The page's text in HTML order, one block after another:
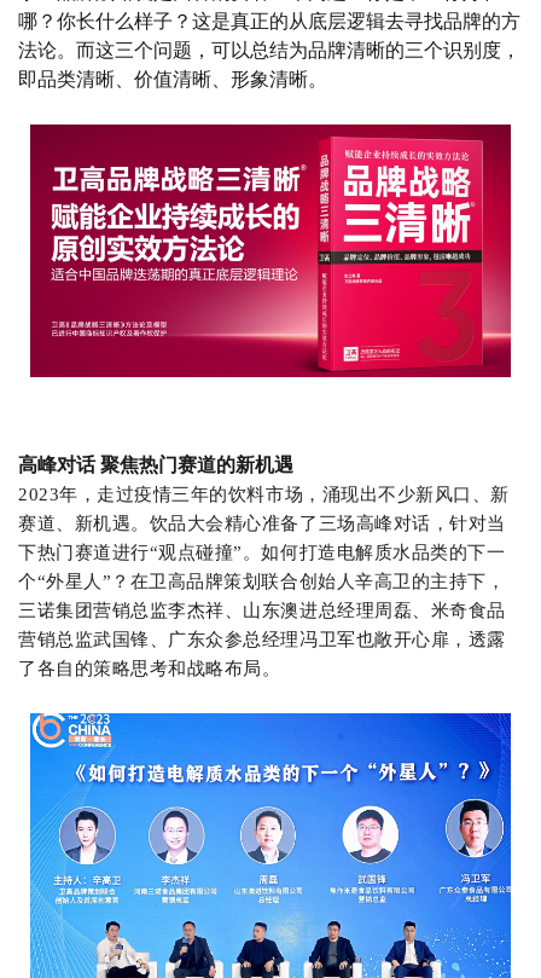
哪？你长什么样子？这是真正的从底层逻辑去寻找品牌的方
法论。而这三个问题，可以总结为品牌清晰的三个识别度，
即品类清晰、价值清晰、形象清晰。
高峰对话 聚焦热门赛道的新机遇
2023年，走过疫情三年的饮料市场，涌现出不少新风口、新
赛道、新机遇。饮品大会精心准备了三场高峰对话，针对当
下热门赛道进行“观点碰撞”。如何打造电解质水品类的下一
个“外星人”？在卫高品牌策划联合创始人辛高卫的主持下，
三诺集团营销总监李杰祥、山东澳进总经理周磊、米奇食品
营销总监武国锋、广东众参总经理冯卫军也敞开心扉，透露
了各自的策略思考和战略布局。